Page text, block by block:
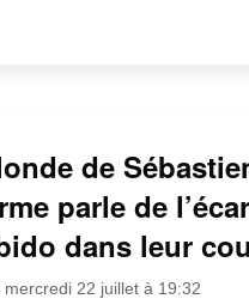
de
parle de
dans leur
mercredi 22 juillet à 19:32